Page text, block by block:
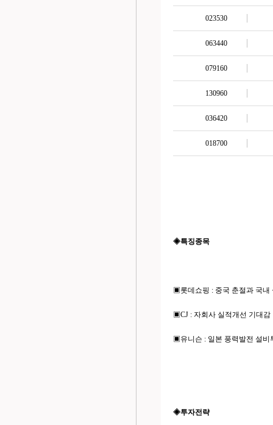
023530
063440
079160
130960
036420
018700
◈특징종목
▣롯데쇼핑 : 중국 춘절과 국내
▣CJ : 자회사 실적개선 기대감
▣유니슨 : 일본 풍력발전 설비
◈투자전략